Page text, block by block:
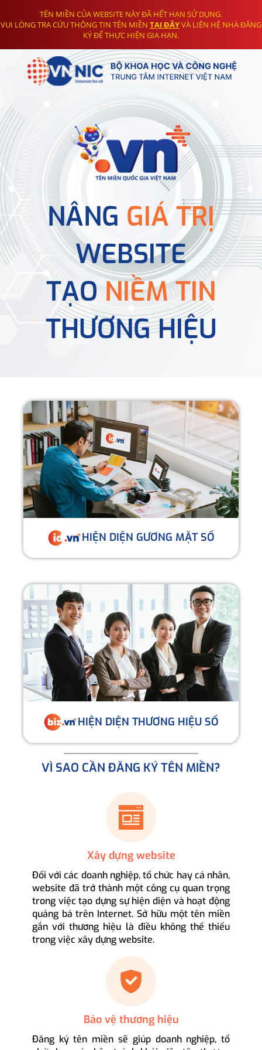
TÊN MIỀN CỦA WEBSITE NÀY ĐÃ HẾT HẠN SỬ DỤNG.
VUI LÒNG TRA CỨU THÔNG TIN TÊN MIỀN TẠI ĐÂYVÀ LIÊN HỆ NHÀ ĐĂNG
KÝ ĐỂ THỰC HIỆN GIA HẠN.
NÂNG GIÁ TRỊ
WEBSITE
TẠONIỀM TIN
THƯƠNG HIỆU
HIỆN DIỆN GƯƠNG MẶT SỐ
HIỆN DIỆN THƯƠNG HIỆU SỐ
VÌ SAO CẦN ĐĂNG KÝ TÊN MIỀN?
Xây dựng website
Đối với các doanh nghiệp, tổ chức hay cá nhân,
website đã trở thành một công cụ quan trọng
trong việc tạo dựng sự hiện diện và hoạt động
quảng bá trên Internet. Sở hữu một tên miền
gắn với thương hiệu là điều không thể thiếu
trong việc xây dựng website.
Bảo vệ thương hiệu
Đăng ký tên miền sẽ giúp doanh nghiệp, tổ